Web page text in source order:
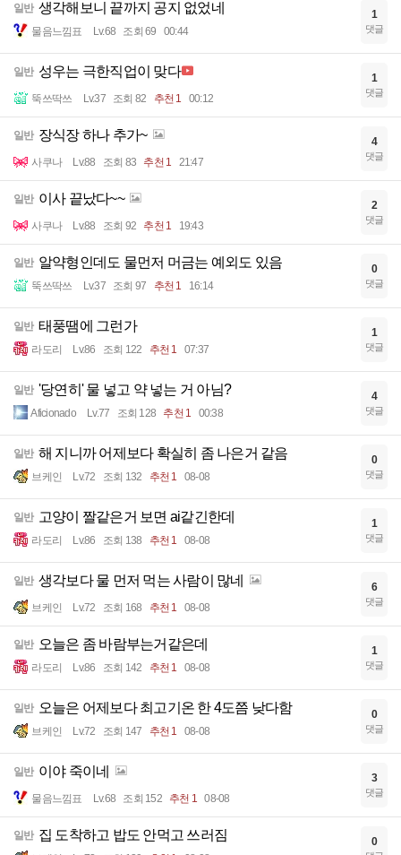
일반 생각해보니 끝까지 공지 없었네
물음느낌표 Lv.68 조회 69 00:44
1
댓글
일반 성우는 극한직업이 맞다
뚝쓰딱쓰 Lv.37 조회 82 추천 1 00:12
1
댓글
일반 장식장 하나 추가~
사쿠나 Lv.88 조회 83 추천 1 21:47
4
댓글
일반 이사 끝났다~~
사쿠나 Lv.88 조회 92 추천 1 19:43
2
댓글
일반 알약형인데도 물먼저 머금는 예외도 있음
뚝쓰딱쓰 Lv.37 조회 97 추천 1 16:14
0
댓글
일반 태풍땜에 그런가
라도리 Lv.86 조회 122 추천 1 07:37
1
댓글
일반 '당연히' 물 넣고 약 넣는 거 아님?
Aficionado Lv.77 조회 128 추천 1 00:38
4
댓글
일반 해 지니까 어제보다 확실히 좀 나은거 같음
브케인 Lv.72 조회 132 추천 1 08-08
0
댓글
일반 고양이 짤같은거 보면 ai같긴한데
라도리 Lv.86 조회 138 추천 1 08-08
1
댓글
일반 생각보다 물 먼저 먹는 사람이 많네
브케인 Lv.72 조회 168 추천 1 08-08
6
댓글
일반 오늘은 좀 바람부는거같은데
라도리 Lv.86 조회 142 추천 1 08-08
1
댓글
일반 오늘은 어제보다 최고기온 한 4도쯤 낮다함
브케인 Lv.72 조회 147 추천 1 08-08
0
댓글
일반 이야 죽이네
물음느낌표 Lv.68 조회 152 추천 1 08-08
3
댓글
일반 집 도착하고 밥도 안먹고 쓰러짐 0